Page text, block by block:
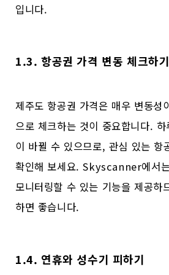
입니다.
1.3. 항공권 가격 변동 체크하기
제주도 항공권 가격은 매우 변동성
으로 체크하는 것이 중요합니다.
이 바뀔 수 있으므로, 관심 있는 항
확인해 보세요. Skyscanner에서
모니터링할 수 있는 기능을 제공하
하면 좋습니다.
1.4. 연휴와 성수기 피하기